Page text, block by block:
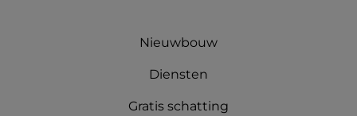
Nieuwbouw
Diensten
Gratis schatting